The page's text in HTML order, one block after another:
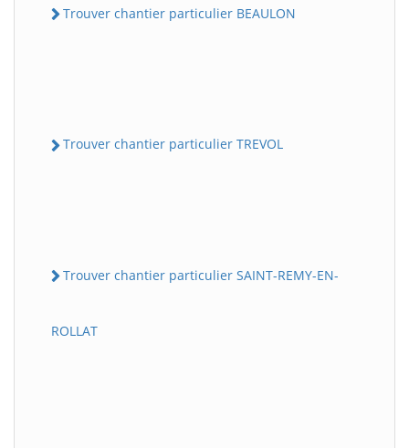
Trouver chantier particulier BEAULON
Trouver chantier particulier TREVOL
Trouver chantier particulier SAINT-REMY-EN-
ROLLAT